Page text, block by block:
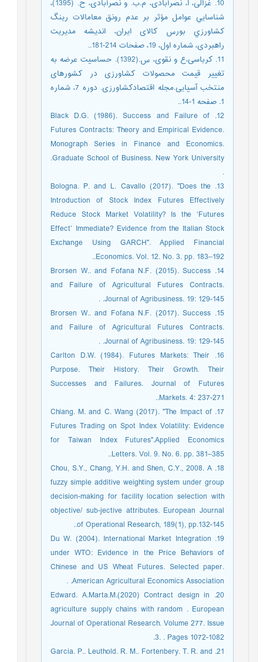
10. غزالی، ا، نصرآبادی، م.ب. و نصرآبادی، ح. (1395)،
شناسايي عوامل مؤثر بر عدم رونق معامالات رينگ
کشاورزي بورس کالای ايران، اندیشه مدیریت
راهبردی، شماره اول، 19، صفحات 214-181..
11. کرباسی،ع و نقوی، س.(1392). حساسیت عرضه به
تغییر قیمت محصولات کشاورزی در کشورهای
منتخب آسیایی.مجله اقتصادکشاورزی. دوره 7، شماره
12. Black D.G. (1986). Success and Failure of
Futures Contracts: Theory and Empirical Evidence.
Monograph Series in Finance and Economics.
Graduate School of Business. New York University.
13. Bologna. P. and L. Cavallo (2017). "Does the
Introduction of Stock Index Futures Effectively
Reduce Stock Market Volatility? Is the ‘Futures
Effect’ Immediate? Evidence from the Italian Stock
Exchange Using GARCH". Applied Financial
Economics. Vol. 12. No. 3. pp. 183–192..
14. Brorsen W.. and Fofana N.F. (2015). Success
and Failure of Agricultural Futures Contracts.
Journal of Agribusiness. 19: 129-145. .
15. Brorsen W.. and Fofana N.F. (2017). Success
and Failure of Agricultural Futures Contracts.
Journal of Agribusiness. 19: 129-145. .
16. Carlton D.W. (1984). Futures Markets: Their
Purpose. Their History. Their Growth. Their
Successes and Failures. Journal of Futures
Markets. 4: 237-271..
17. Chiang. M. and C. Wang (2017). "The Impact of
Futures Trading on Spot Index Volatility: Evidence
for Taiwan Index Futures".Applied Economics
Letters. Vol. 9. No. 6. pp. 381–385..
18. Chou, S.Y., Chang, Y.H. and Shen, C.Y., 2008. A
fuzzy simple additive weighting system under group
decision-making for facility location selection with
objective/ sub-jective attributes. European Journal
of Operational Research, 189(1), pp.132-145..
19. Du W. (2004). International Market Integration
under WTO: Evidence in the Price Behaviors of
Chinese and US Wheat Futures. Selected paper.
American Agricultural Economics Association. .
20. Edward. A.Marta.M.(2020) Contract design in
agriculture supply chains with random . European
Journal of Operational Research. Volume 277. Issue
3. . Pages 1072-1082.
21. Garcia. P.. Leuthold. R. M.. Fortenbery. T. R. and